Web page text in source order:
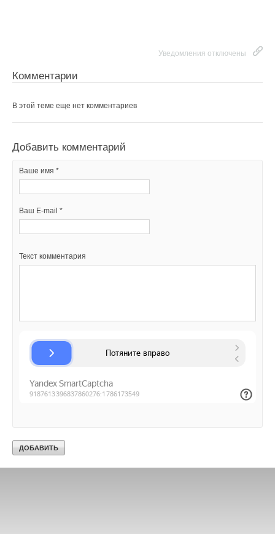
Уведомления отключены
Комментарии
В этой теме еще нет комментариев
Добавить комментарий
Ваше имя *
Ваш E-mail *
Текст комментария